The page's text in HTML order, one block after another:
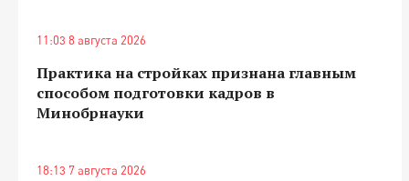
11:03 8 августа 2026
Практика на стройках признана главным
способом подготовки кадров в
Минобрнауки
18:13 7 августа 2026